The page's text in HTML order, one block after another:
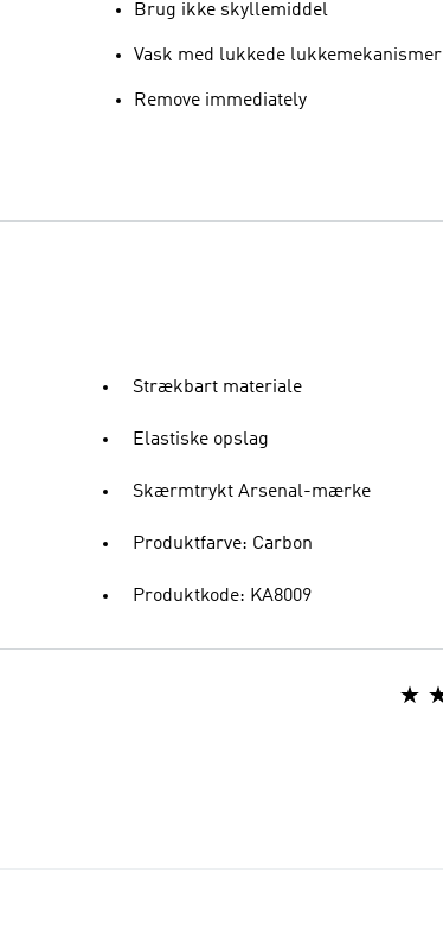
Brug ikke skyllemiddel
Vask med lukkede lukkemekanismer
Remove immediately
Strækbart materiale
Elastiske opslag
Skærmtrykt Arsenal-mærke
Produktfarve: Carbon
Produktkode: KA8009